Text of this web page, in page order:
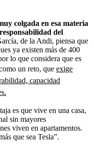
colgada en esa materia
del
de la Andi, piensa que
ya existen más de 400
lo que considera que es
un reto, que exige
capacidad
es que vive en una casa,
sin mayores
viven en apartamentos.
que sea Tesla”.